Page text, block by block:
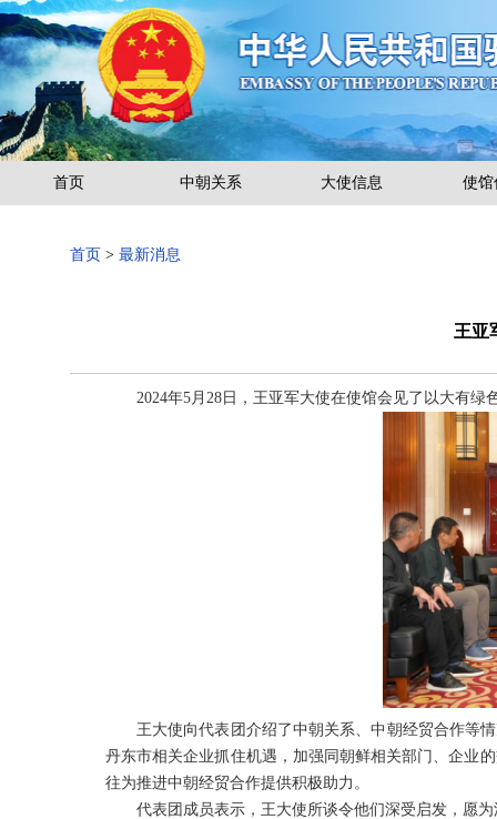
首页 中朝关系 大使信息 使馆
首页 > 最新消息
王亚
2024年5月28日，王亚军大使在使馆会见了以大有
王大使向代表团介绍了中朝关系、中朝经贸合作等
丹东市相关企业抓住机遇，加强同朝鲜相关部门、企业
往为推进中朝经贸合作提供积极助力。
代表团成员表示，王大使所谈令他们深受启发，愿